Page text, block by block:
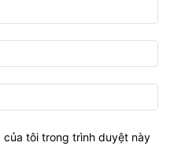
tôi trong trình duyệt này